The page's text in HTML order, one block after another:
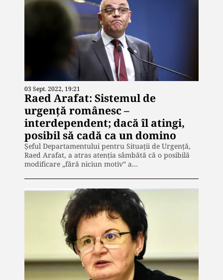
03 Sept. 2022, 19:21
Raed Arafat: Sistemul de
urgenţă românesc –
interdependent; dacă îl atingi,
posibil să cadă ca un domino
Şeful Departamentului pentru Situaţii de Urgenţă,
Raed Arafat, a atras atenţia sâmbătă că o posibilă
modificare „fără niciun motiv” a…